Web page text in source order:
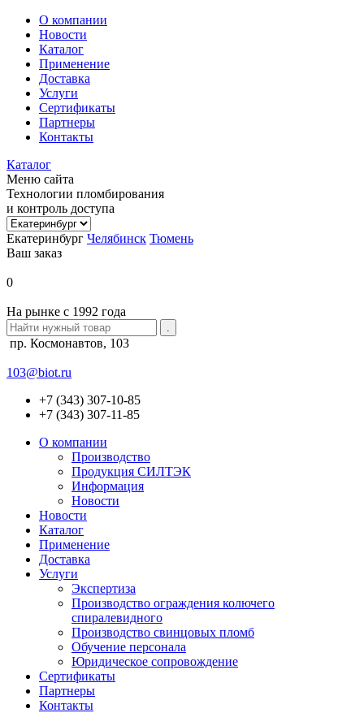
О компании
Новости
Каталог
Применение
Доставка
Услуги
Сертификаты
Партнеры
Контакты
Каталог
Меню сайта
Технологии пломбирования
и контроль доступа
Екатеринбург Челябинск Тюмень
Ваш заказ
0
На рынке с 1992 года
пр. Космонавтов, 103
103@biot.ru
+7 (343) 307-10-85
+7 (343) 307-11-85
О компании
Производство
Продукция СИЛТЭК
Информация
Новости
Новости
Каталог
Применение
Доставка
Услуги
Экспертиза
Производство ограждения колючего
спиралевидного
Производство свинцовых пломб
Обучение персонала
Юридическое сопровождение
Сертификаты
Партнеры
Контакты